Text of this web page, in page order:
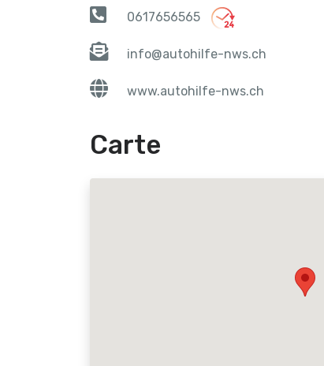
0617656565
info@autohilfe-nws.ch
www.autohilfe-nws.ch
Carte